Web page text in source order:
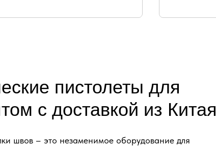
пистолеты для
с доставкой из Китая
швов – это незаменимое оборудование для